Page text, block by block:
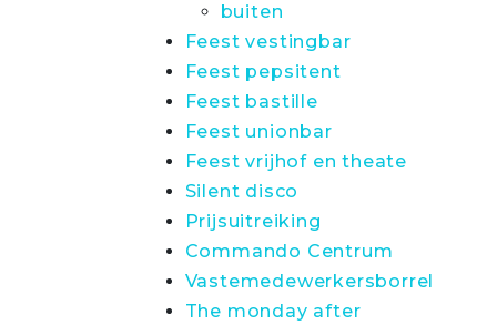
buiten
Feest vestingbar
Feest pepsitent
Feest bastille
Feest unionbar
Feest vrijhof en theate
Silent disco
Prijsuitreiking
Commando Centrum
Vastemedewerkersborrel
The monday after